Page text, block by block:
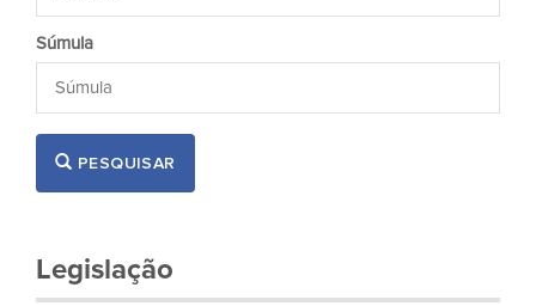
Súmula
PESQUISAR
Legislação